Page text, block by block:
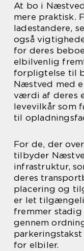
At bo i
mere praktisk.
ladestandere,
også
for deres
elbilvenlig
forpligtelse til
Næstved med
værdi af deres
levevilkår som
til
For de, der
tilbyder
infrastruktur,
deres
placering og
er let
fremmer
gennem
for elbiler.